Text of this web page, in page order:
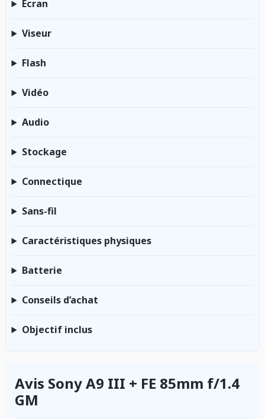
Écran
Viseur
Flash
Vidéo
Audio
Stockage
Connectique
Sans-fil
Caractéristiques physiques
Batterie
Conseils d’achat
Objectif inclus
Avis Sony A9 III + FE 85mm f/1.4
GM